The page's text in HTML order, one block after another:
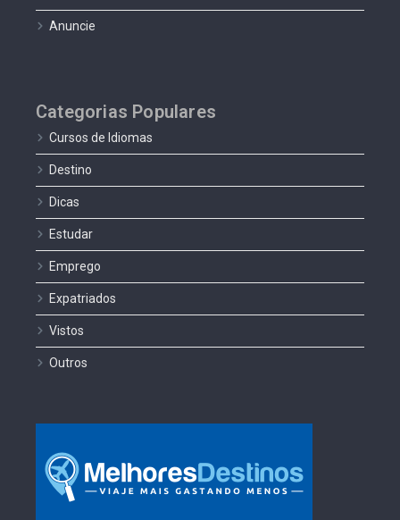
Anuncie
Categorias Populares
Cursos de Idiomas
Destino
Dicas
Estudar
Emprego
Expatriados
Vistos
Outros